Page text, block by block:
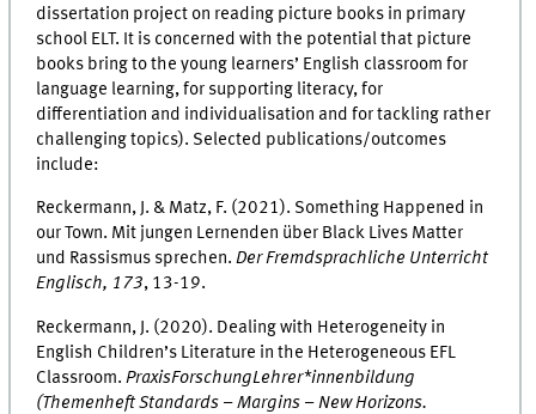
dissertation project on reading picture books in primary
school ELT. It is concerned with the potential that picture
books bring to the young learners’ English classroom for
language learning, for supporting literacy, for
differentiation and individualisation and for tackling rather
challenging topics). Selected publications/outcomes
include:
Reckermann, J. & Matz, F. (2021). Something Happened in
our Town. Mit jungen Lernenden über Black Lives Matter
und Rassismus sprechen.Der Fremdsprachliche Unterricht
Englisch, 173, 13-19.
Reckermann, J. (2020). Dealing with Heterogeneity in
English Children’s Literature in the Heterogeneous EFL
Classroom.PraxisForschungLehrer*innenbildung
(Themenheft Standards – Margins – New Horizons.